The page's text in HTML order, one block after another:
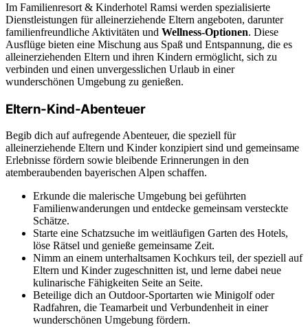
Im Familienresort & Kinderhotel Ramsi werden spezialisierte
Dienstleistungen für alleinerziehende Eltern angeboten, darunter
familienfreundliche Aktivitäten und Wellness-Optionen. Diese
Ausflüge bieten eine Mischung aus Spaß und Entspannung, die es
alleinerziehenden Eltern und ihren Kindern ermöglicht, sich zu
verbinden und einen unvergesslichen Urlaub in einer
wunderschönen Umgebung zu genießen.
Eltern-Kind-Abenteuer
Begib dich auf aufregende Abenteuer, die speziell für
alleinerziehende Eltern und Kinder konzipiert sind und gemeinsame
Erlebnisse fördern sowie bleibende Erinnerungen in den
atemberaubenden bayerischen Alpen schaffen.
Erkunde die malerische Umgebung bei geführten
Familienwanderungen und entdecke gemeinsam versteckte
Schätze.
Starte eine Schatzsuche im weitläufigen Garten des Hotels,
löse Rätsel und genieße gemeinsame Zeit.
Nimm an einem unterhaltsamen Kochkurs teil, der speziell auf
Eltern und Kinder zugeschnitten ist, und lerne dabei neue
kulinarische Fähigkeiten Seite an Seite.
Beteilige dich an Outdoor-Sportarten wie Minigolf oder
Radfahren, die Teamarbeit und Verbundenheit in einer
wunderschönen Umgebung fördern.